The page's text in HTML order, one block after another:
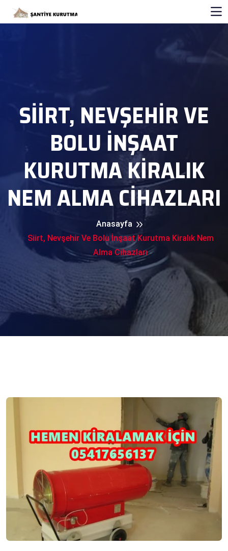
SIIRT, NEVŞEHIR VE
BOLU İNŞAAT
KURUTMA KIRALIK
NEM ALMA CIHAZLARI
Anasayfa
Siirt, Nevşehir Ve Bolu İnşaat Kurutma Kiralık Nem
Alma Cihazları